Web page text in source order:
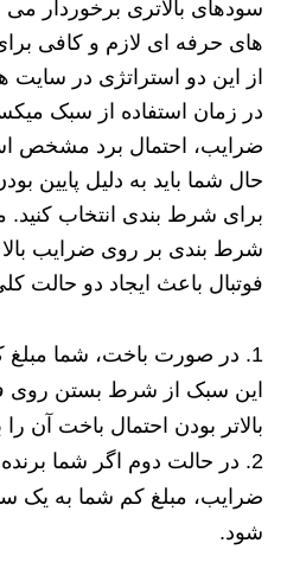
سودهای بالاتری برخوردار می
های حرفه ای لازم و کافی
از این دو استراتژی در سایت
در زمان استفاده از سبک میکس
ضرایب، احتمال برد مشخص
حال شما باید به دلیل پایین
برای شرط بندی انتخاب کنید.
شرط بندی بر روی ضرایب
فوتبال باعث ایجاد دو حالت
در صورت باخت، شما مبلغ
این سبک از شرط بستن روی
بالاتر بودن احتمال باخت آن
در حالت دوم اگر شما برنده
ضرایب، مبلغ کم شما به یک
شود.